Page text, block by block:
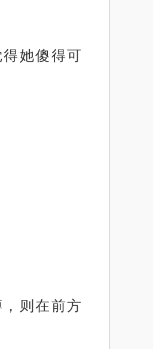
她傻得可
则在前方